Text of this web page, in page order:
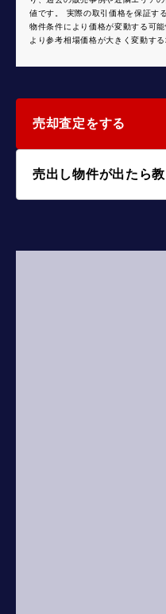
値です。 実際の取引価格を保証す
物件条件により価格が変動する可
より参考相場価格が大きく変動す
売却査定をする
売出し物件が出たら